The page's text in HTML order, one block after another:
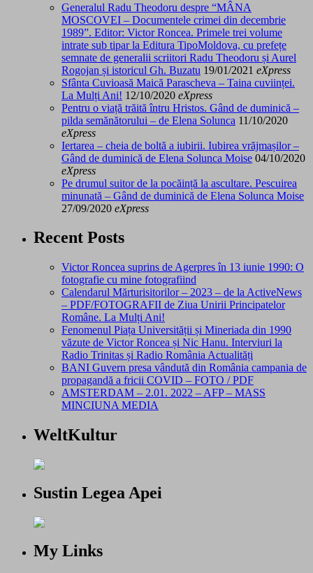
Generalul Radu Theodoru despre “MÂNA
MOSCOVEI – Documentele crimei din decembrie
1989”. Editor: Victor Roncea. Primele trei volume
intrate sub tipar la Editura TipoMoldova, cu prefețe
semnate de generalii scriitori Radu Theodoru și Aurel
Rogojan și istoricul Gh. Buzatu 19/01/2021 eXpress
Sfânta Cuvioasă Maică Parascheva – Taina cuviinței.
La Mulți Ani! 12/10/2020 eXpress
Pentru o viață trăită întru Hristos. Gând de duminică –
pilda semănătorului – de Elena Solunca 11/10/2020
eXpress
Iertarea – cheia de boltă a iubirii. Iubirea vrăjmașilor –
Gând de duminică de Elena Solunca Moise 04/10/2020
eXpress
Pe drumul suitor de la pocăință la ascultare. Pescuirea
minunată – Gând de duminică de Elena Solunca Moise
27/09/2020 eXpress
Recent Posts
Victor Roncea suprins de Agerpres în 13 iunie 1990: O
fotografie cu mine fotografiind
Calendarul Mărturisitorilor – 2023 – de la ActiveNews
– PDF/FOTOGRAFII de Ziua Unirii Principatelor
Române. La Mulți Ani!
Fenomenul Piața Universității și Mineriada din 1990
văzute de Victor Roncea și Nic Hanu. Interviuri la
Radio Trinitas și Radio România Actualități
BANI Guvern presa vândută din România campania de
propagandă a fricii COVID – FOTO / PDF
AMSTERDAM – 2.01. 2022 – AFP – MASS
MINCIUNA MEDIA
WeltKultur
Sustin Legea Apei
My Links